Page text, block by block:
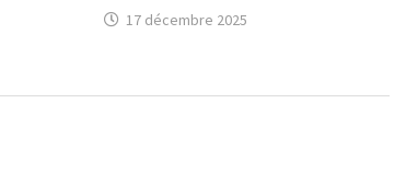
17 décembre 2025